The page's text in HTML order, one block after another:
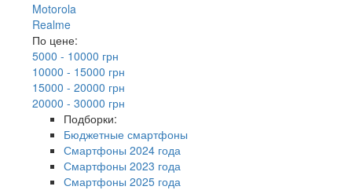
Motorola
Realme
По цене:
5000 - 10000 грн
10000 - 15000 грн
15000 - 20000 грн
20000 - 30000 грн
Подборки:
Бюджетные смартфоны
Смартфоны 2024 года
Смартфоны 2023 года
Смартфоны 2025 года